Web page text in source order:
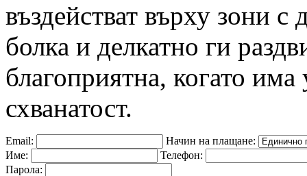
въздействат върху зони
болка и делкатно ги
благоприятна, когато
схванатост.
Email:
Начин на плащане:
Име:
Телефон:
Парола: